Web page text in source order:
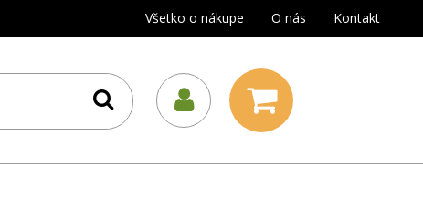
Všetko o nákupe O nás Kontakt